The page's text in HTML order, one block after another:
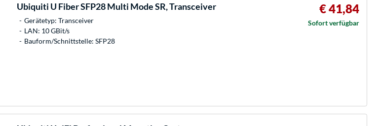
Ubiquiti U Fiber SFP28 Multi Mode SR, Transceiver
Gerätetyp: Transceiver
LAN: 10 GBit/s
Bauform/Schnittstelle: SFP28
€ 41,84
Sofort verfügbar